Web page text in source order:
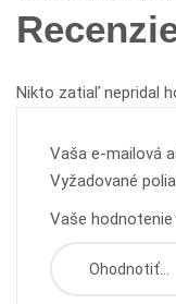
Nikto zatiaľ nepridal
Vaša e-mailová
Vyžadované
Vaše hodnotenie